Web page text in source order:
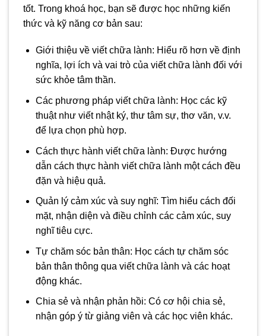
tốt. Trong khoá học, bạn sẽ được học những kiến
thức và kỹ năng cơ bản sau:
Giới thiệu về viết chữa lành: Hiểu rõ hơn về định
nghĩa, lợi ích và vai trò của viết chữa lành đối với
sức khỏe tâm thần.
Các phương pháp viết chữa lành: Học các kỹ
thuật như viết nhật ký, thư tâm sự, thơ văn, v.v.
để lựa chọn phù hợp.
Cách thực hành viết chữa lành: Được hướng
dẫn cách thực hành viết chữa lành một cách đều
đặn và hiệu quả.
Quản lý cảm xúc và suy nghĩ: Tìm hiểu cách đối
mặt, nhận diện và điều chỉnh các cảm xúc, suy
nghĩ tiêu cực.
Tự chăm sóc bản thân: Học cách tự chăm sóc
bản thân thông qua viết chữa lành và các hoạt
động khác.
Chia sẻ và nhận phản hồi: Có cơ hội chia sẻ,
nhận góp ý từ giảng viên và các học viên khác.